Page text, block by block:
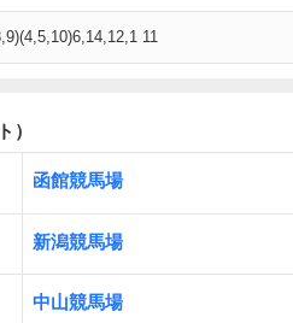
11
）
函館競馬場
新潟競馬場
中山競馬場